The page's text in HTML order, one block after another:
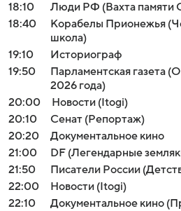
18:10
Люди РФ (Вахта памяти
18:40
Корабелы Прионежья
школа)
19:10
Историограф
19:50
Парламентская газета
2026 года)
20:00
Новости (Itogi)
20:10
Сенат (Репортаж)
20:20
Документальное кино
21:00
DF (Легендарные
21:50
Писатели России
22:00
Новости (Itogi)
22:10
Документальное кино